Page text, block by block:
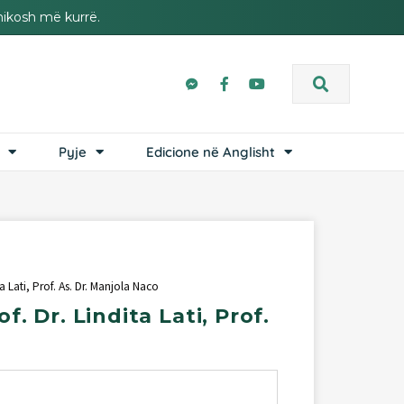
më kurrë.
Pyje Edicione në Anglisht
Prof. As. Dr. Manjola Naco
Dr. Lindita Lati, Prof.